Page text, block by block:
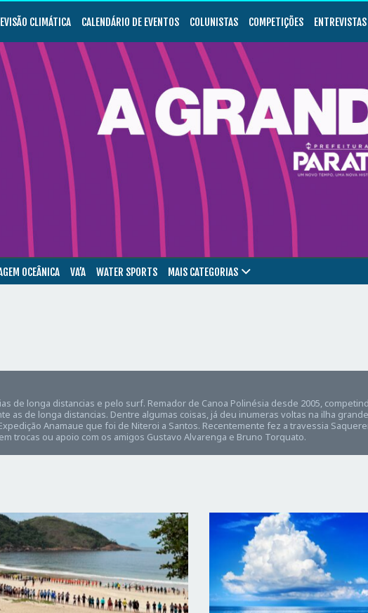
CLIMÁTICA CALENDÁRIO DE EVENTOS COLUNISTAS COMPETIÇÕES ENTREVISTAS
OCEÂNICA VA’A WATER SPORTS MAIS CATEGORIAS
de longa distancias e pelo surf. Remador de Canoa Polinésia desde 2005,
as de longa distancias. Dentre algumas coisas, já deu inumeras voltas na ilha grande,
Anamaue que foi de Niteroi a Santos. Recentemente fez a travessia
trocas ou apoio com os amigos Gustavo Alvarenga e Bruno Torquato.